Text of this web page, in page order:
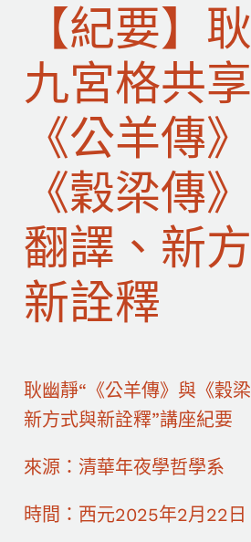
【紀要】
九宮格共
《公羊傳
《穀梁傳
翻譯、新
新詮釋
耿幽靜“《公羊傳》與《穀
新方式與新詮釋”講座紀要
來源：清華年夜學哲學系
時間：西元2025年2月22日